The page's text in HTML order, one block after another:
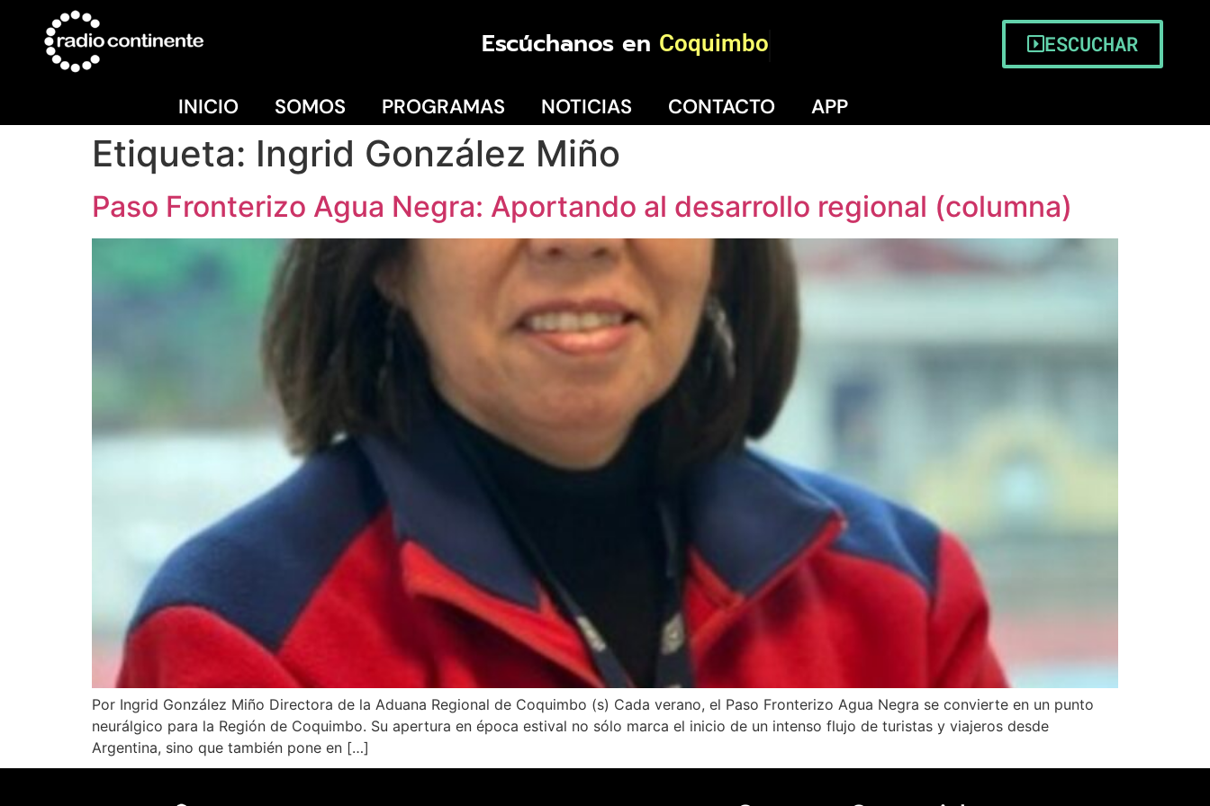
Escúchanos en Coquimbo ESCUCHAR
INICIO SOMOS PROGRAMAS NOTICIAS CONTACTO APP
Etiqueta: Ingrid González Miño
Paso Fronterizo Agua Negra: Aportando al desarrollo regional (columna)
Por Ingrid González Miño Directora de la Aduana Regional de Coquimbo (s) Cada verano, el Paso Fronterizo Agua Negra se convierte en un punto
neurálgico para la Región de Coquimbo. Su apertura en época estival no sólo marca el inicio de un intenso flujo de turistas y viajeros desde
Argentina, sino que también pone en […]